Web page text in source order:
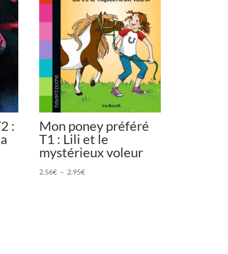
:
Mon poney préféré
T1 : Lili et le
mystérieux voleur
2.56€ – 2.95€Plage